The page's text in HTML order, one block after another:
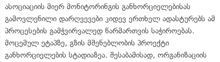
ასოციაციის მიერ მონიტორინგის განხორციელებისას
გამოვლენილი დარღვევები კიდევ ერთხელ ადასტურებს ამ
პროცესების გამჭვირვალედ წარმართვის საჭიროებას.
მოცემულ ეტაპზე, გზის მშენებლობის პროექტი
განხორციელების სტადიაზეა. შესაბამისად, ორგანიზაციის